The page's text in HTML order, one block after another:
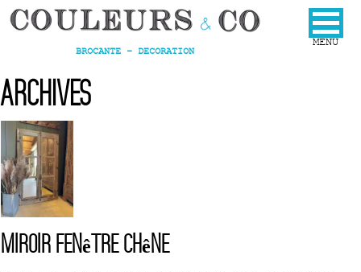
BROCANTE - DECORATION
Archives
Miroir fenêtre chêne